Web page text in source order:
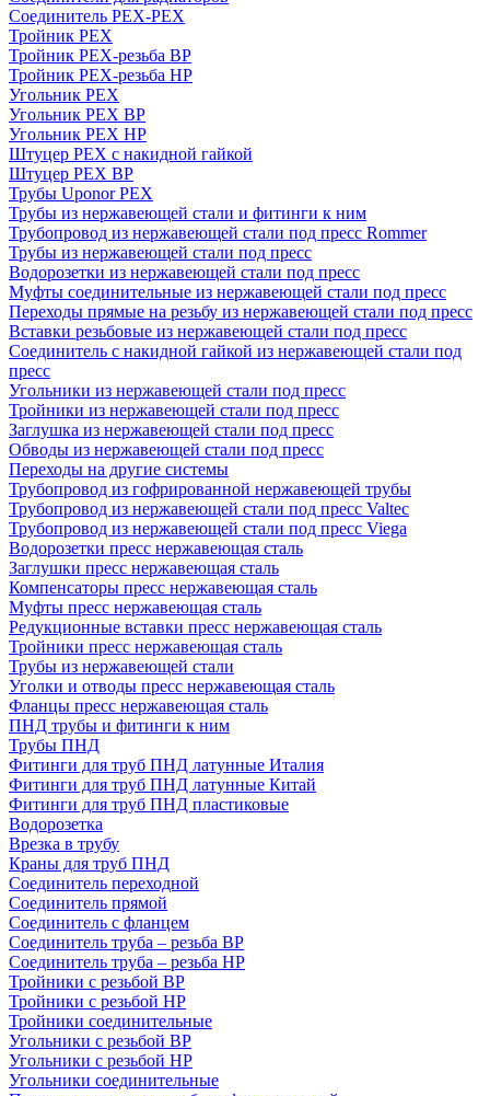
Соединитель PEX-PEX
Тройник PEX
Тройник PEX-резьба ВР
Тройник PEX-резьба НР
Угольник PEX
Угольник PEX ВР
Угольник PEX НР
Штуцер PEX c накидной гайкой
Штуцер PEX ВР
Трубы Uponor PEX
Трубы из нержавеющей стали и фитинги к ним
Трубопровод из нержавеющей стали под пресс Rommer
Трубы из нержавеющей стали под пресс
Водорозетки из нержавеющей стали под пресс
Муфты соединительные из нержавеющей стали под пресс
Переходы прямые на резьбу из нержавеющей стали под пресс
Вставки резьбовые из нержавеющей стали под пресс
Соединитель с накидной гайкой из нержавеющей стали под
пресс
Угольники из нержавеющей стали под пресс
Тройники из нержавеющей стали под пресс
Заглушка из нержавеющей стали под пресс
Обводы из нержавеющей стали под пресс
Переходы на другие системы
Трубопровод из гофрированной нержавеющей трубы
Трубопровод из нержавеющей стали под пресс Valtec
Трубопровод из нержавеющей стали под пресс Viega
Водорозетки пресс нержавеющая сталь
Заглушки пресс нержавеющая сталь
Компенсаторы пресс нержавеющая сталь
Муфты пресс нержавеющая сталь
Редукционные вставки пресс нержавеющая сталь
Тройники пресс нержавеющая сталь
Трубы из нержавеющей стали
Уголки и отводы пресс нержавеющая сталь
Фланцы пресс нержавеющая сталь
ПНД трубы и фитинги к ним
Трубы ПНД
Фитинги для труб ПНД латунные Италия
Фитинги для труб ПНД латунные Китай
Фитинги для труб ПНД пластиковые
Водорозетка
Врезка в трубу
Краны для труб ПНД
Соединитель переходной
Соединитель прямой
Соединитель с фланцем
Соединитель труба – резьба ВР
Соединитель труба – резьба НР
Тройники с резьбой ВР
Тройники с резьбой НР
Тройники соединительные
Угольники с резьбой ВР
Угольники с резьбой НР
Угольники соединительные